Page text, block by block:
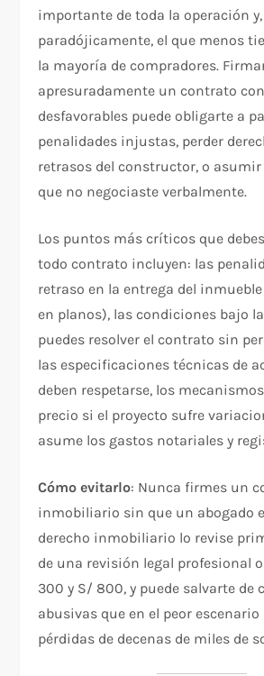
importante de toda la operación y,
paradójicamente, el que menos
la mayoría de compradores.
apresuradamente un contrato
desfavorables puede obligarte a
penalidades injustas, perder
retrasos del constructor, o
que no negociaste verbalmente.
Los puntos más críticos que
todo contrato incluyen: las
retraso en la entrega del
en planos), las condiciones bajo
puedes resolver el contrato sin
las especificaciones técnicas de
deben respetarse, los
precio si el proyecto sufre
asume los gastos notariales y
Cómo evitarlo: Nunca firmes un
inmobiliario sin que un abogado
derecho inmobiliario lo revise
de una revisión legal profesional
300 y S/ 800, y puede salvarte de
abusivas que en el peor
pérdidas de decenas de miles de